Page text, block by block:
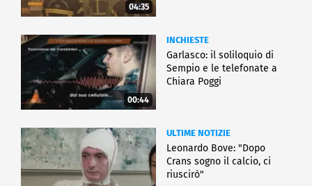
04:35
00:44
INCHIESTE
Garlasco: il soliloquio di
Sempio e le telefonate a
Chiara Poggi
ULTIME NOTIZIE
Leonardo Bove: "Dopo
Crans sogno il calcio, ci
riuscirò"